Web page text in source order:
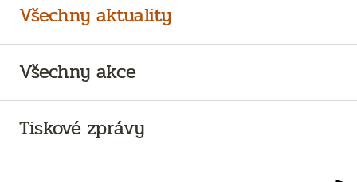
Všechny aktuality
Všechny akce
Tiskové zprávy